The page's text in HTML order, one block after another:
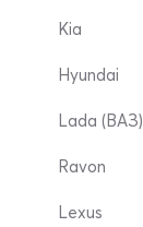
Kia
Hyundai
Lada (ВАЗ)
Ravon
Lexus